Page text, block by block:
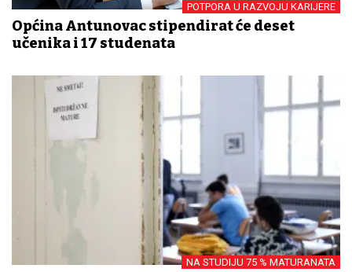
POTPORA U RAZVOJU KARIJERE
Općina Antunovac stipendirat će deset
učenika i 17 studenata
NA STUDIJU 75 % MATURANATA